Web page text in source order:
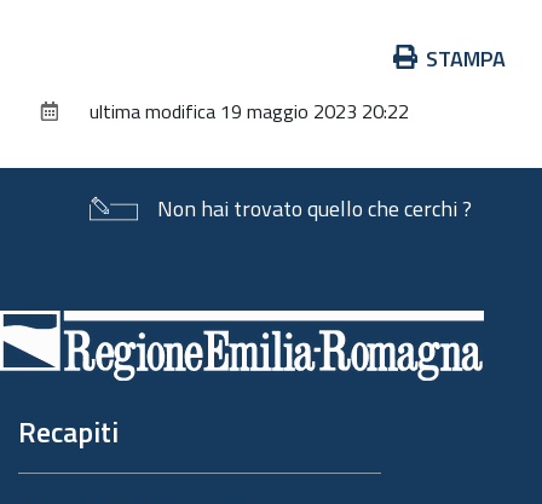
documento
STAMPA
ultima modifica 19 maggio 2023 20:22
Non hai trovato quello che cerchi ?
di
pagina
Recapiti